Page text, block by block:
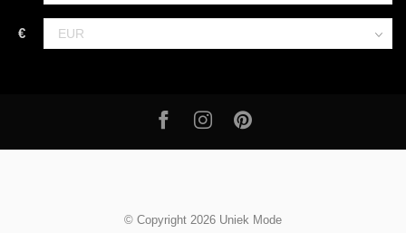
€
© Copyright 2026 Uniek Mode